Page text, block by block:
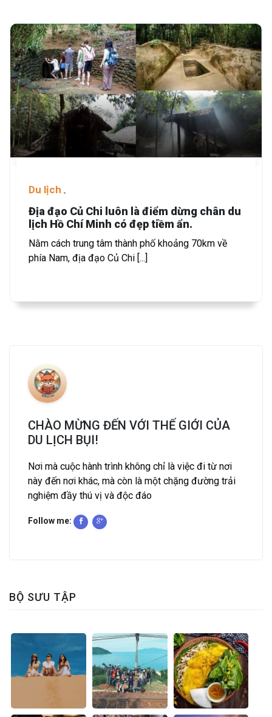
Du lịch
Địa đạo Củ Chi luôn là điểm dừng chân du
lịch Hồ Chí Minh có đẹp tiềm ẩn.
Nằm cách trung tâm thành phố khoảng 70km về
phía Nam, địa đạo Củ Chi [...]
CHÀO MỪNG ĐẾN VỚI THẾ GIỚI CỦA
DU LỊCH BỤI!
Nơi mà cuộc hành trình không chỉ là việc đi từ nơi
này đến nơi khác, mà còn là một chặng đường trải
nghiệm đầy thú vị và độc đáo
Follow me:
BỘ SƯU TẬP